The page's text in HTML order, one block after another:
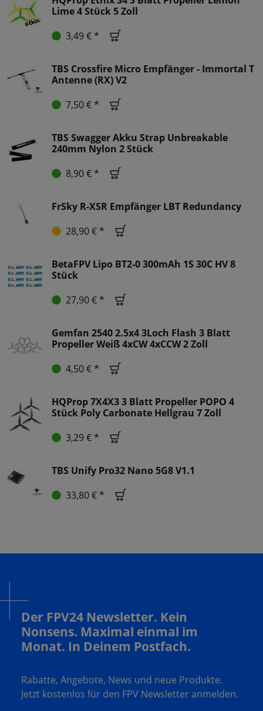
Lime 4 Stück 5 Zoll
3,49 € *
TBS Crossfire Micro Empfänger - Immortal T
Antenne (RX) V2
7,50 € *
TBS Swagger Akku Strap Unbreakable
240mm Nylon 2 Stück
8,90 € *
FrSky R-XSR Empfänger LBT Redundancy
28,90 € *
BetaFPV Lipo BT2-0 300mAh 1S 30C HV 8
Stück
27,90 € *
Gemfan 2540 2.5x4 3Loch Flash 3 Blatt
Propeller Weiß 4xCW 4xCCW 2 Zoll
4,50 € *
HQProp 7X4X3 3 Blatt Propeller POPO 4
Stück Poly Carbonate Hellgrau 7 Zoll
3,29 € *
TBS Unify Pro32 Nano 5G8 V1.1
33,80 € *
Der FPV24 Newsletter. Kein
Nonsens. Maximal einmal im
Monat. In Deinem Postfach.
Rabatte, Angebote, News und neue Produkte.
Jetzt kostenlos für den FPV Newsletter anmelden.